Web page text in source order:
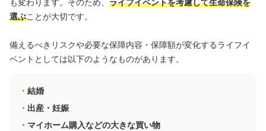
も変わります。そのため、 ライフイベントを考慮して生命保険を
選ぶことが大切です。
備えるべきリスクや必要な保障内容・保障額が変化するライフイ
ベントとしては以下のようなものがあります。
結婚
出産・妊娠
マイホーム購入などの大きな買い物